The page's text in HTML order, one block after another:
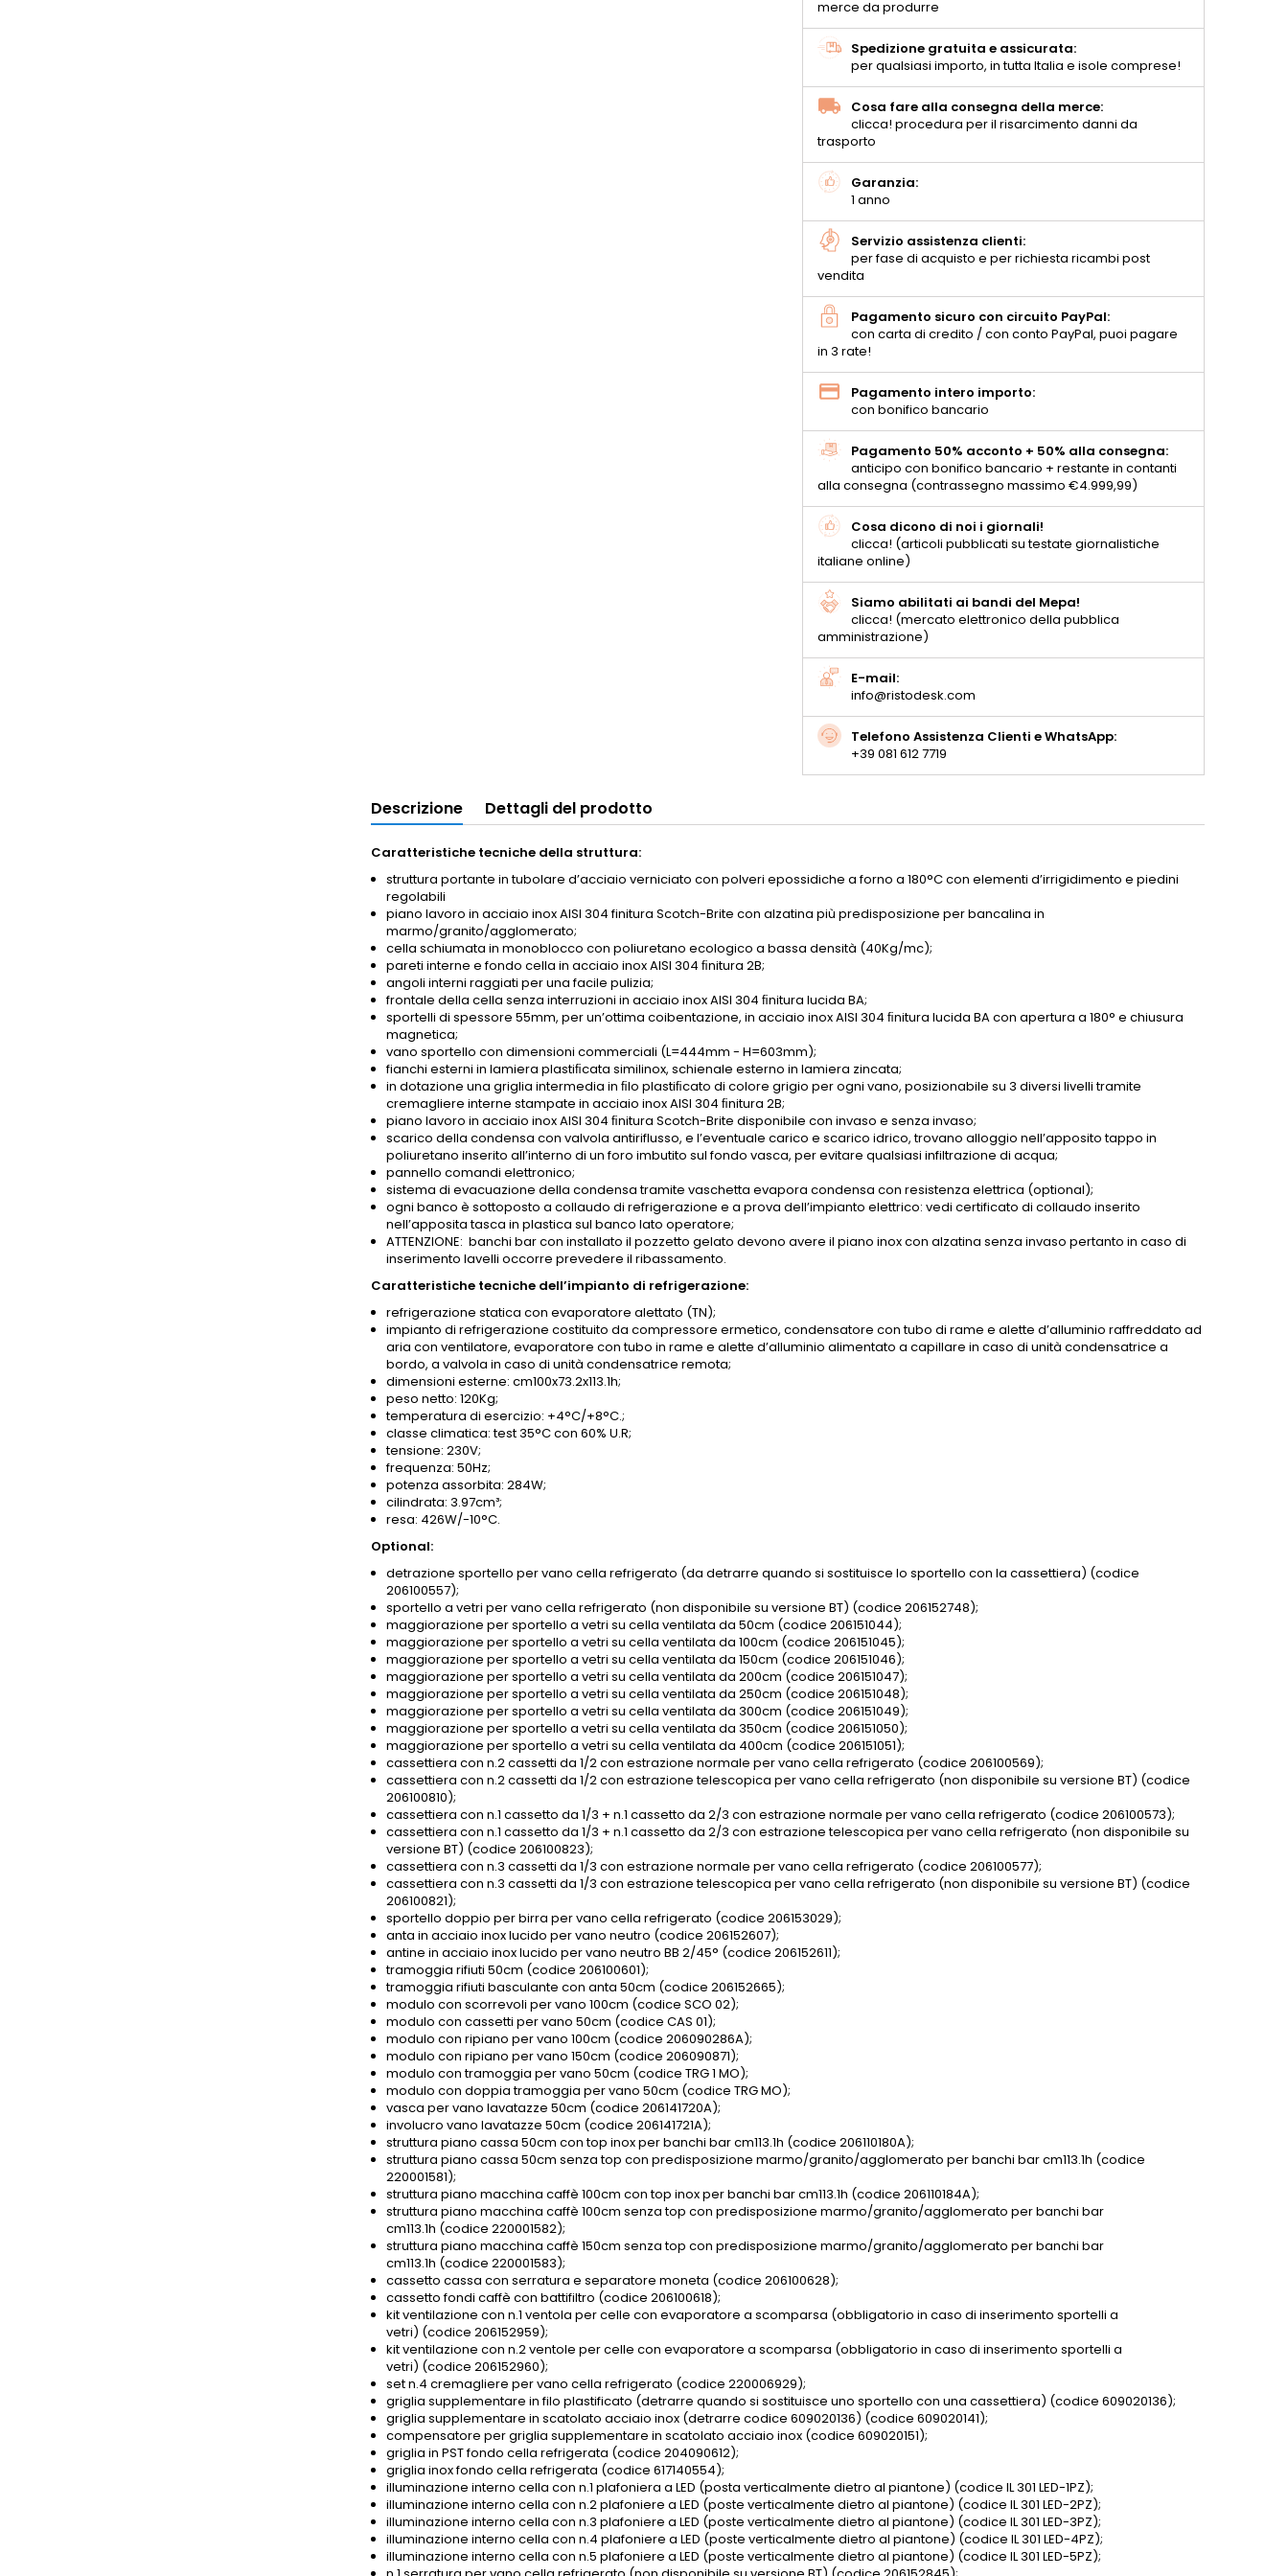
merce da produrre
Spedizione gratuita e assicurata:
per qualsiasi importo, in tutta Italia e isole comprese!
Cosa fare alla consegna della merce:
clicca! procedura per il risarcimento danni da
trasporto
Garanzia:
1 anno
Servizio assistenza clienti:
per fase di acquisto e per richiesta ricambi post
vendita
Pagamento sicuro con circuito PayPal:
con carta di credito / con conto PayPal, puoi pagare
in 3 rate!
Pagamento intero importo:
con bonifico bancario
Pagamento 50% acconto + 50% alla consegna:
anticipo con bonifico bancario + restante in contanti
alla consegna (contrassegno massimo €4.999,99)
Cosa dicono di noi i giornali!
clicca! (articoli pubblicati su testate giornalistiche
italiane online)
Siamo abilitati ai bandi del Mepa!
clicca! (mercato elettronico della pubblica
amministrazione)
E-mail:
info@ristodesk.com
Telefono Assistenza Clienti e WhatsApp:
+39 081 612 7719
Descrizione Dettagli del prodotto
Caratteristiche tecniche della struttura:
struttura portante in tubolare d’acciaio verniciato con polveri epossidiche a forno a 180°C con elementi d’irrigidimento e piedini
regolabili
piano lavoro in acciaio inox AISI 304 finitura Scotch-Brite con alzatina più predisposizione per bancalina in
marmo/granito/agglomerato;
cella schiumata in monoblocco con poliuretano ecologico a bassa densità (40Kg/mc);
pareti interne e fondo cella in acciaio inox AISI 304 ﬁnitura 2B;
angoli interni raggiati per una facile pulizia;
frontale della cella senza interruzioni in acciaio inox AISI 304 ﬁnitura lucida BA;
sportelli di spessore 55mm, per un’ottima coibentazione, in acciaio inox AISI 304 ﬁnitura lucida BA con apertura a 180° e chiusura
magnetica;
vano sportello con dimensioni commerciali (L=444mm - H=603mm);
fianchi esterni in lamiera plastiﬁcata similinox, schienale esterno in lamiera zincata;
in dotazione una griglia intermedia in ﬁlo plastiﬁcato di colore grigio per ogni vano, posizionabile su 3 diversi livelli tramite
cremagliere interne stampate in acciaio inox AISI 304 ﬁnitura 2B;
piano lavoro in acciaio inox AISI 304 ﬁnitura Scotch-Brite disponibile con invaso e senza invaso;
scarico della condensa con valvola antiriflusso, e l’eventuale carico e scarico idrico, trovano alloggio nell’apposito tappo in
poliuretano inserito all’interno di un foro imbutito sul fondo vasca, per evitare qualsiasi infiltrazione di acqua;
pannello comandi elettronico;
sistema di evacuazione della condensa tramite vaschetta evapora condensa con resistenza elettrica (optional);
ogni banco è sottoposto a collaudo di refrigerazione e a prova dell’impianto elettrico: vedi certificato di collaudo inserito
nell’apposita tasca in plastica sul banco lato operatore;
ATTENZIONE: banchi bar con installato il pozzetto gelato devono avere il piano inox con alzatina senza invaso pertanto in caso di
inserimento lavelli occorre prevedere il ribassamento.
Caratteristiche tecniche dell’impianto di refrigerazione:
refrigerazione statica con evaporatore alettato (TN);
impianto di refrigerazione costituito da compressore ermetico, condensatore con tubo di rame e alette d’alluminio raffreddato ad
aria con ventilatore, evaporatore con tubo in rame e alette d’alluminio alimentato a capillare in caso di unità condensatrice a
bordo, a valvola in caso di unità condensatrice remota;
dimensioni esterne: cm100x73.2x113.1h;
peso netto: 120Kg;
temperatura di esercizio: +4°C/+8°C.;
classe climatica: test 35°C con 60% U.R;
tensione: 230V;
frequenza: 50Hz;
potenza assorbita: 284W;
cilindrata: 3.97cm³;
resa: 426W/-10°C.
Optional:
detrazione sportello per vano cella refrigerato (da detrarre quando si sostituisce lo sportello con la cassettiera) (codice
206100557);
sportello a vetri per vano cella refrigerato (non disponibile su versione BT) (codice 206152748);
maggiorazione per sportello a vetri su cella ventilata da 50cm (codice 206151044);
maggiorazione per sportello a vetri su cella ventilata da 100cm (codice 206151045);
maggiorazione per sportello a vetri su cella ventilata da 150cm (codice 206151046);
maggiorazione per sportello a vetri su cella ventilata da 200cm (codice 206151047);
maggiorazione per sportello a vetri su cella ventilata da 250cm (codice 206151048);
maggiorazione per sportello a vetri su cella ventilata da 300cm (codice 206151049);
maggiorazione per sportello a vetri su cella ventilata da 350cm (codice 206151050);
maggiorazione per sportello a vetri su cella ventilata da 400cm (codice 206151051);
cassettiera con n.2 cassetti da 1/2 con estrazione normale per vano cella refrigerato (codice 206100569);
cassettiera con n.2 cassetti da 1/2 con estrazione telescopica per vano cella refrigerato (non disponibile su versione BT) (codice
206100810);
cassettiera con n.1 cassetto da 1/3 + n.1 cassetto da 2/3 con estrazione normale per vano cella refrigerato (codice 206100573);
cassettiera con n.1 cassetto da 1/3 + n.1 cassetto da 2/3 con estrazione telescopica per vano cella refrigerato (non disponibile su
versione BT) (codice 206100823);
cassettiera con n.3 cassetti da 1/3 con estrazione normale per vano cella refrigerato (codice 206100577);
cassettiera con n.3 cassetti da 1/3 con estrazione telescopica per vano cella refrigerato (non disponibile su versione BT) (codice
206100821);
sportello doppio per birra per vano cella refrigerato (codice 206153029);
anta in acciaio inox lucido per vano neutro (codice 206152607);
antine in acciaio inox lucido per vano neutro BB 2/45° (codice 206152611);
tramoggia rifiuti 50cm (codice 206100601);
tramoggia rifiuti basculante con anta 50cm (codice 206152665);
modulo con scorrevoli per vano 100cm (codice SCO 02);
modulo con cassetti per vano 50cm (codice CAS 01);
modulo con ripiano per vano 100cm (codice 206090286A);
modulo con ripiano per vano 150cm (codice 206090871);
modulo con tramoggia per vano 50cm (codice TRG 1 MO);
modulo con doppia tramoggia per vano 50cm (codice TRG MO);
vasca per vano lavatazze 50cm (codice 206141720A);
involucro vano lavatazze 50cm (codice 206141721A);
struttura piano cassa 50cm con top inox per banchi bar cm113.1h (codice 206110180A);
struttura piano cassa 50cm senza top con predisposizione marmo/granito/agglomerato per banchi bar cm113.1h (codice
220001581);
struttura piano macchina caffè 100cm con top inox per banchi bar cm113.1h (codice 206110184A);
struttura piano macchina caffè 100cm senza top con predisposizione marmo/granito/agglomerato per banchi bar
cm113.1h (codice 220001582);
struttura piano macchina caffè 150cm senza top con predisposizione marmo/granito/agglomerato per banchi bar
cm113.1h (codice 220001583);
cassetto cassa con serratura e separatore moneta (codice 206100628);
cassetto fondi caffè con battifiltro (codice 206100618);
kit ventilazione con n.1 ventola per celle con evaporatore a scomparsa (obbligatorio in caso di inserimento sportelli a
vetri) (codice 206152959);
kit ventilazione con n.2 ventole per celle con evaporatore a scomparsa (obbligatorio in caso di inserimento sportelli a
vetri) (codice 206152960);
set n.4 cremagliere per vano cella refrigerato (codice 220006929);
griglia supplementare in filo plastificato (detrarre quando si sostituisce uno sportello con una cassettiera) (codice 609020136);
griglia supplementare in scatolato acciaio inox (detrarre codice 609020136) (codice 609020141);
compensatore per griglia supplementare in scatolato acciaio inox (codice 609020151);
griglia in PST fondo cella refrigerata (codice 204090612);
griglia inox fondo cella refrigerata (codice 617140554);
illuminazione interno cella con n.1 plafoniera a LED (posta verticalmente dietro al piantone) (codice IL 301 LED-1PZ);
illuminazione interno cella con n.2 plafoniere a LED (poste verticalmente dietro al piantone) (codice IL 301 LED-2PZ);
illuminazione interno cella con n.3 plafoniere a LED (poste verticalmente dietro al piantone) (codice IL 301 LED-3PZ);
illuminazione interno cella con n.4 plafoniere a LED (poste verticalmente dietro al piantone) (codice IL 301 LED-4PZ);
illuminazione interno cella con n.5 plafoniere a LED (poste verticalmente dietro al piantone) (codice IL 301 LED-5PZ);